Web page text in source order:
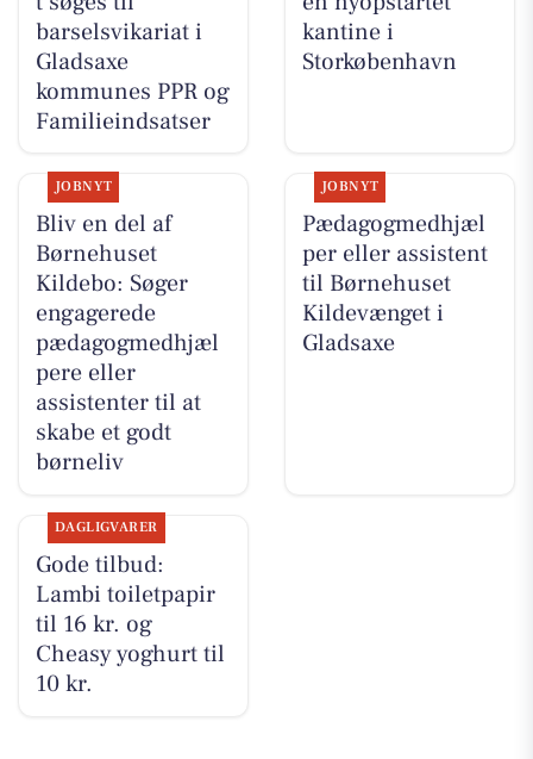
barselsvikariat i
Gladsaxe
kommunes PPR og
Familieindsatser
kantine i
Storkøbenhavn
JOBNYT
Bliv en del af
Børnehuset
Kildebo: Søger
engagerede
pædagogmedhjæl
pere eller
assistenter til at
skabe et godt
børneliv
JOBNYT
Pædagogmedhjæl
per eller assistent
til Børnehuset
Kildevænget i
Gladsaxe
DAGLIGVARER
Gode tilbud:
Lambi toiletpapir
til 16 kr. og
Cheasy yoghurt til
10 kr.